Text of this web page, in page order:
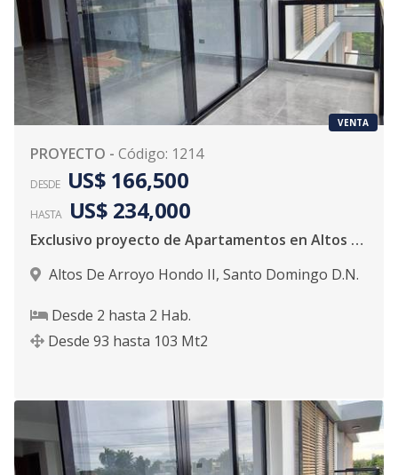
VENTA
PROYECTO - Código: 1214
DESDE US$ 166,500
HASTA US$ 234,000
Exclusivo proyecto de Apartamentos en Altos de Arroyo Hondo II
Altos De Arroyo Hondo II, Santo Domingo D.N.
Desde 2 hasta 2 Hab.
Desde 93 hasta 103 Mt2